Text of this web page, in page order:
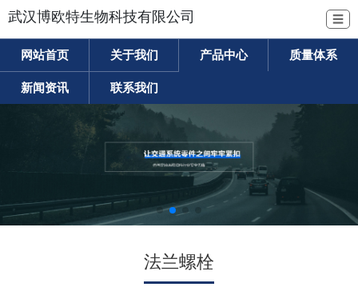
武汉博欧特生物科技有限公司 ☰
网站首页 关于我们 产品中心 质量体系
新闻资讯 联系我们
法兰螺栓